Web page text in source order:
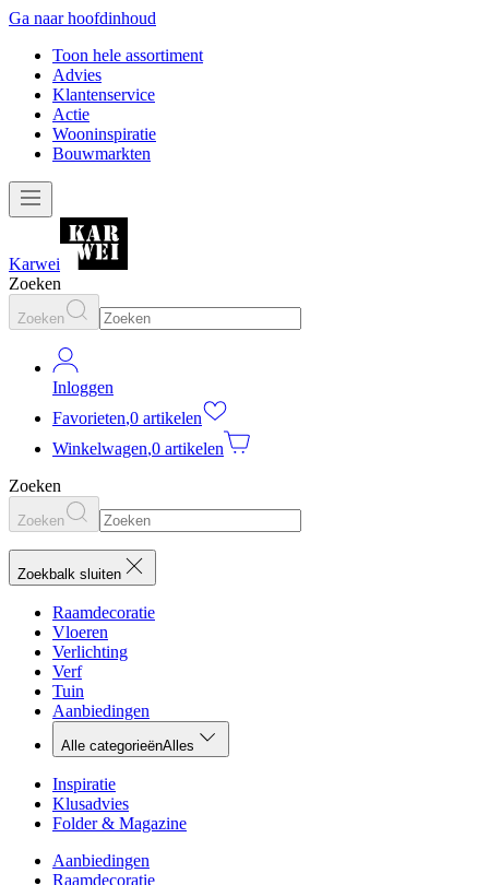
Ga naar hoofdinhoud
Toon hele assortiment
Advies
Klantenservice
Actie
Wooninspiratie
Bouwmarkten
Karwei
Zoeken
Zoeken
Inloggen
Favorieten,0 artikelen
Winkelwagen,0 artikelen
Zoeken
Zoeken
Zoekbalk sluiten
Raamdecoratie
Vloeren
Verlichting
Verf
Tuin
Aanbiedingen
Alle categorieënAlles
Inspiratie
Klusadvies
Folder & Magazine
Aanbiedingen
Raamdecoratie